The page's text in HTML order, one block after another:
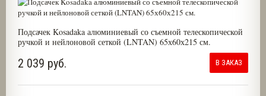
Подсачек Kosadaka алюминиевый со съемной телескопической
ручкой и нейлоновой сеткой (LNTAN) 65х60х215 см.
2 039 руб. В ЗАКАЗ